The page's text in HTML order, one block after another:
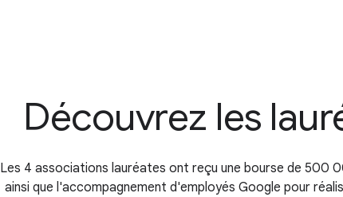
Découvrez les
Les 4 associations lauréates ont reçu une bourse de 500
ainsi que l'accompagnement d'employés Google pour